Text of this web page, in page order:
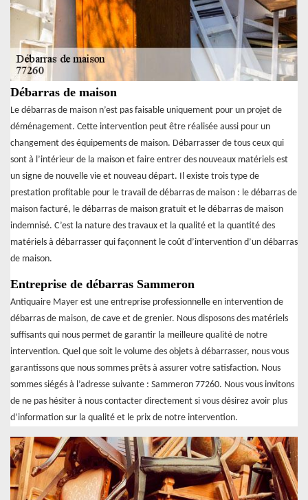
Débarras de maison
Le débarras de maison n’est pas faisable uniquement pour un projet de
déménagement. Cette intervention peut être réalisée aussi pour un
changement des équipements de maison. Débarrasser de tous ceux qui
sont à l’intérieur de la maison et faire entrer des nouveaux matériels est
un signe de nouvelle vie et nouveau départ. Il existe trois type de
prestation profitable pour le travail de débarras de maison : le débarras de
maison facturé, le débarras de maison gratuit et le débarras de maison
indemnisé. C’est la nature des travaux et la qualité et la quantité des
matériels à débarrasser qui façonnent le coût d’intervention d’un débarras
de maison.
Entreprise de débarras Sammeron
Antiquaire Mayer est une entreprise professionnelle en intervention de
débarras de maison, de cave et de grenier. Nous disposons des matériels
suffisants qui nous permet de garantir la meilleure qualité de notre
intervention. Quel que soit le volume des objets à débarrasser, nous vous
garantissons que nous sommes prêts à assurer votre satisfaction. Nous
sommes siégés à l’adresse suivante : Sammeron 77260. Nous vous invitons
de ne pas hésiter à nous contacter directement si vous désirez avoir plus
d’information sur la qualité et le prix de notre intervention.